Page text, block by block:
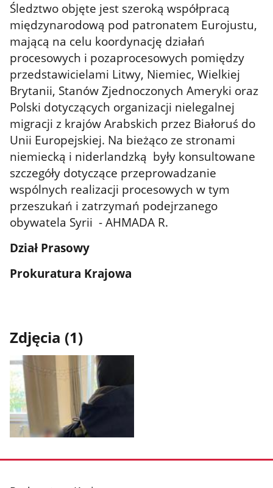
Śledztwo objęte jest szeroką współpracą
międzynarodową pod patronatem Eurojustu,
mającą na celu koordynację działań
procesowych i pozaprocesowych pomiędzy
przedstawicielami Litwy, Niemiec, Wielkiej
Brytanii, Stanów Zjednoczonych Ameryki oraz
Polski dotyczących organizacji nielegalnej
migracji z krajów Arabskich przez Białoruś do
Unii Europejskiej. Na bieżąco ze stronami
niemiecką i niderlandzką były konsultowane
szczegóły dotyczące przeprowadzanie
wspólnych realizacji procesowych w tym
przeszukań i zatrzymań podejrzanego
obywatela Syrii - AHMADA R.
Dział Prasowy
Prokuratura Krajowa
Zdjęcia (1)
zdjęcie